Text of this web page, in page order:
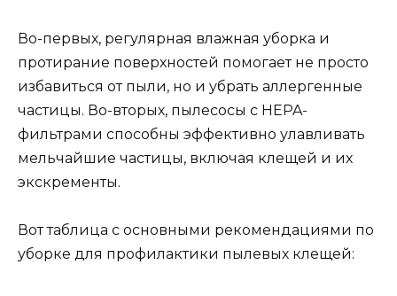
Во-первых, регулярная влажная уборка и
протирание поверхностей помогает не просто
избавиться от пыли, но и убрать аллергенные
частицы. Во-вторых, пылесосы с HEPA-
фильтрами способны эффективно улавливать
мельчайшие частицы, включая клещей и их
экскременты.
Вот таблица с основными рекомендациями по
уборке для профилактики пылевых клещей: